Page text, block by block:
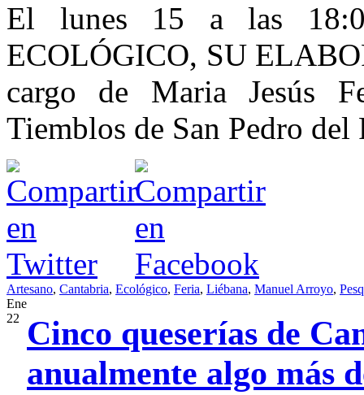
El lunes 15 a las
ECOLÓGICO, SU
cargo de Maria Jesús
Tiemblos de San Pedro del
Artesano, Cantabria, Ecológico, Feria, Liébana, Manuel Arroyo,
Ene
22
Cinco queserías de
anualmente algo más